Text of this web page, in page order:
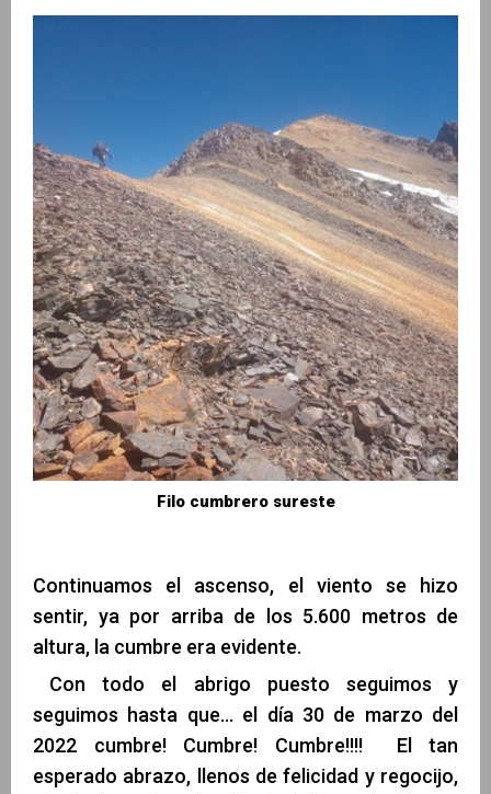
Filo cumbrero sureste
Continuamos el ascenso, el viento se hizo
sentir, ya por arriba de los 5.600 metros de
altura, la cumbre era evidente.
Con todo el abrigo puesto seguimos y
seguimos hasta que… el día 30 de marzo del
2022 cumbre! Cumbre! Cumbre!!!! El tan
esperado abrazo, llenos de felicidad y regocijo,